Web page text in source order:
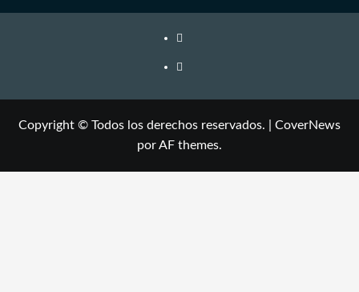
Copyright © Todos los derechos reservados.
CoverNews
por AF themes.